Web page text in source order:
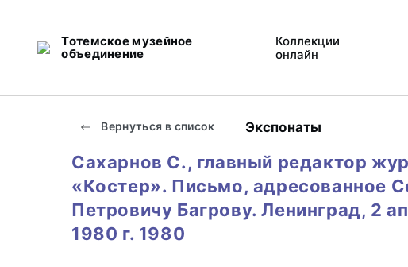
Тотемское музейное
объединение
Коллекции
онлайн
Вернуться в список Экспонаты
Сахарнов С., главный редактор
«Костер». Письмо, адресованное
Петровичу Багрову. Ленинград, 2
1980 г. 1980